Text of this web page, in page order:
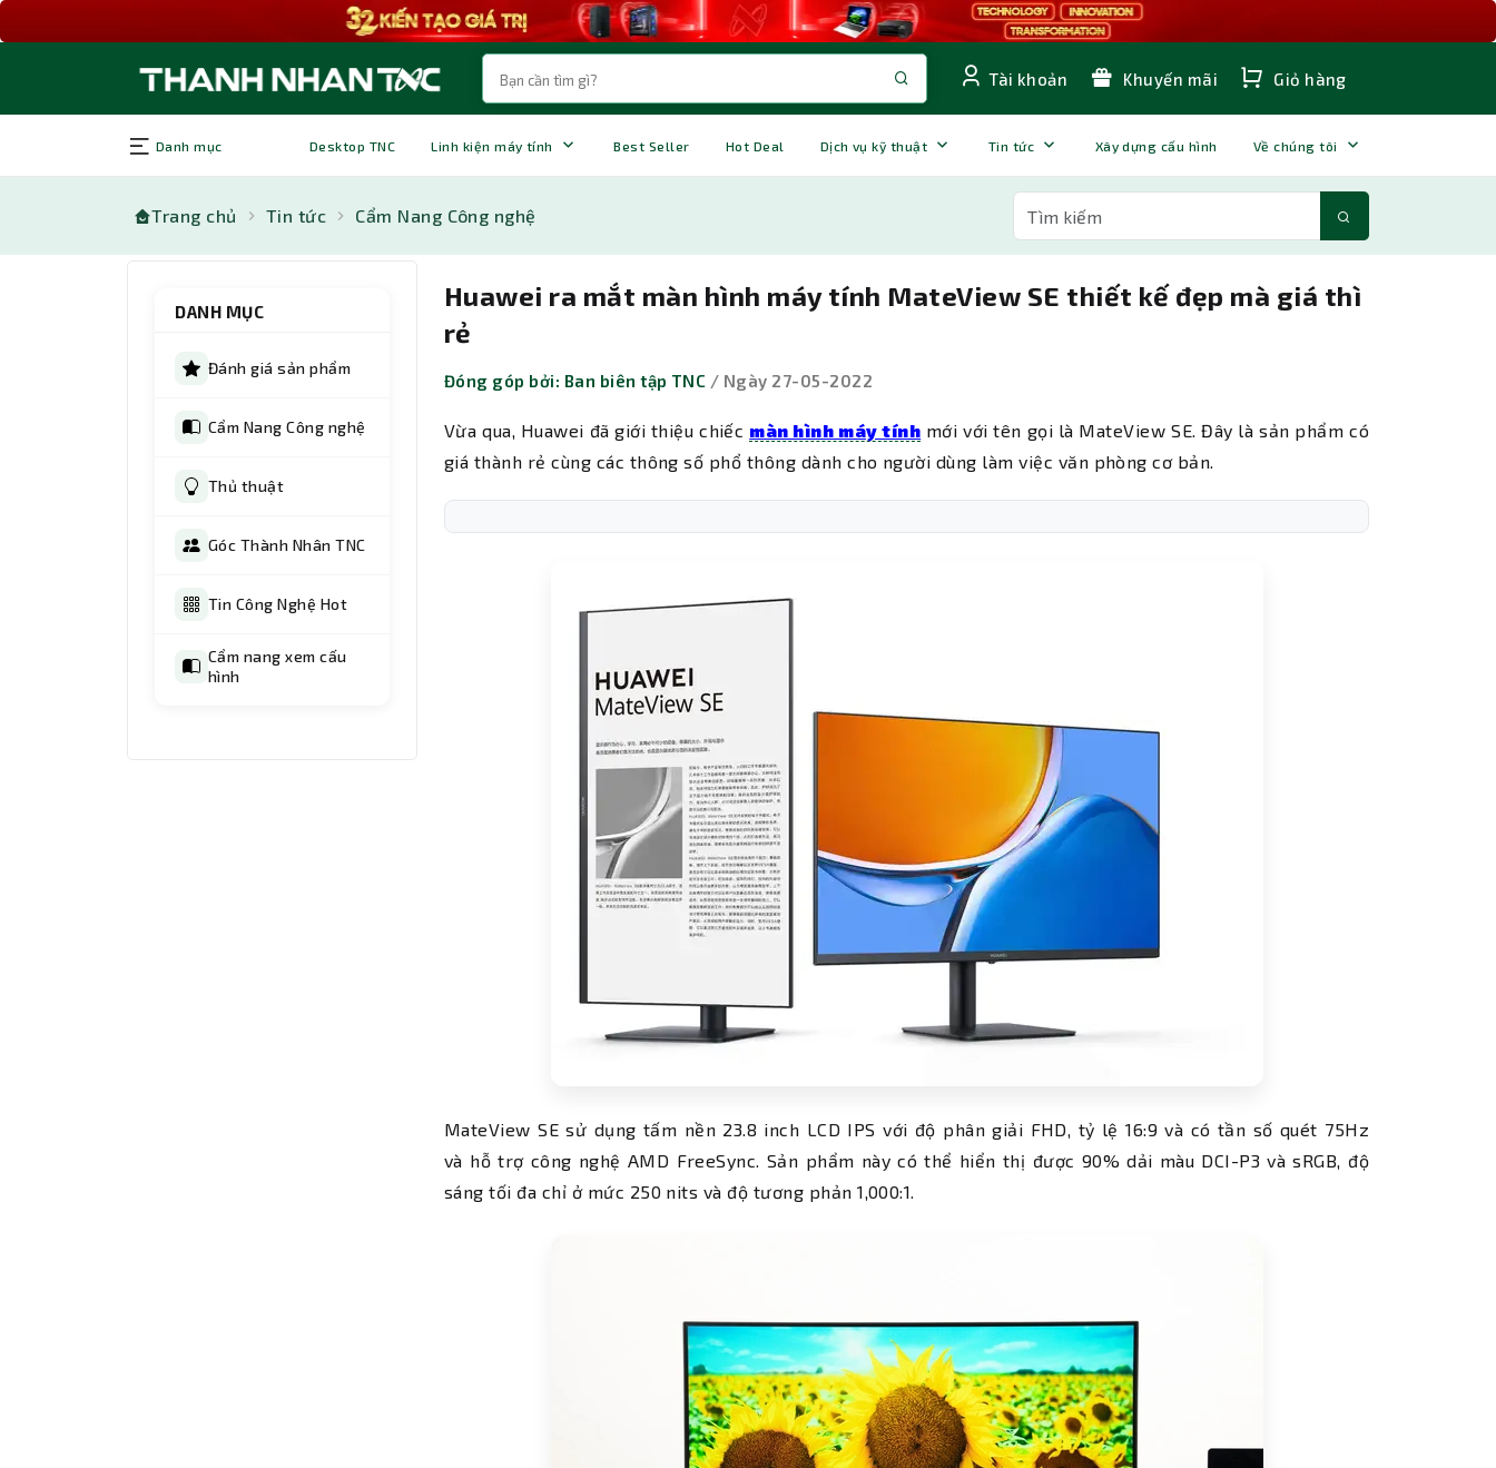
Tài khoản Khuyến mãi Giỏ hàng
Danh mục Desktop TNC Linh kiện máy tính Best Seller Hot Deal Dịch vụ kỹ thuật Tin tức Xây dựng cấu hình Về chúng tôi
Trang chủ Tin tức Cẩm Nang Công nghệ
DANH MỤC
Đánh giá sản phẩm
Cẩm Nang Công nghệ
Thủ thuật
Góc Thành Nhân TNC
Tin Công Nghệ Hot
Cẩm nang xem cấu
hình
Huawei ra mắt màn hình máy tính MateView SE thiết kế đẹp mà giá thì
rẻ
Đóng góp bởi: Ban biên tập TNC / Ngày 27-05-2022
Vừa qua, Huawei đã giới thiệu chiếc màn hình máy tính mới với tên gọi là MateView SE. Đây là sản phẩm có
giá thành rẻ cùng các thông số phổ thông dành cho người dùng làm việc văn phòng cơ bản.
MateView SE sử dụng tấm nền 23.8 inch LCD IPS với độ phân giải FHD, tỷ lệ 16:9 và có tần số quét 75Hz
và hỗ trợ công nghệ AMD FreeSync. Sản phẩm này có thể hiển thị được 90% dải màu DCI-P3 và sRGB, độ
sáng tối đa chỉ ở mức 250 nits và độ tương phản 1,000:1.